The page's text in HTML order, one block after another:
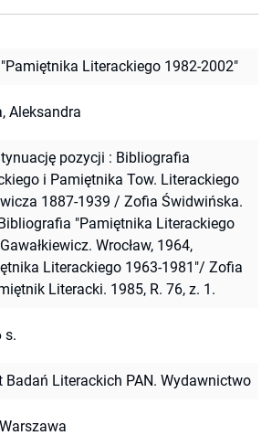
Literackiego 1982-2002"
Aleksandra
pozycji : Bibliografia
i Pamiętnika Tow. Literackiego
1887-1939 / Zofia Świdwińska.
"Pamiętnika Literackiego
Wrocław, 1964,
Literackiego 1963-1981"/ Zofia
Literacki. 1985, R. 76, z. 1.
s.
Badań Literackich PAN. Wydawnictwo
Warszawa